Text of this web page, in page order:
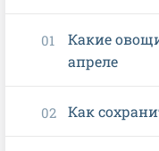
Какие
апреле
Как